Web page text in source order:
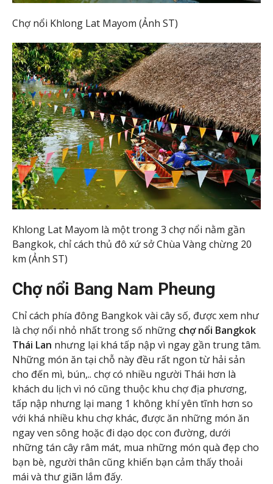
Chợ nổi Khlong Lat Mayom (Ảnh ST)
Khlong Lat Mayom là một trong 3 chợ nổi nằm gần
Bangkok, chỉ cách thủ đô xứ sở Chùa Vàng chừng 20
km (Ảnh ST)
Chợ nổi Bang Nam Pheung
Chỉ cách phía đông Bangkok vài cây số, được xem như
là chợ nổi nhỏ nhất trong số những chợ nổi Bangkok
Thái Lan nhưng lại khá tấp nập vì ngay gần trung tâm.
Những món ăn tại chỗ này đều rất ngon từ hải sản
cho đến mì, bún,.. chợ có nhiều người Thái hơn là
khách du lịch vì nó cũng thuộc khu chợ địa phương,
tấp nập nhưng lại mang 1 không khí yên tĩnh hơn so
với khá nhiều khu chợ khác, được ăn những món ăn
ngay ven sông hoặc đi dạo dọc con đường, dưới
những tán cây râm mát, mua những món quà đẹp cho
bạn bè, người thân cũng khiến bạn cảm thấy thoải
mái và thư giãn lắm đấy.